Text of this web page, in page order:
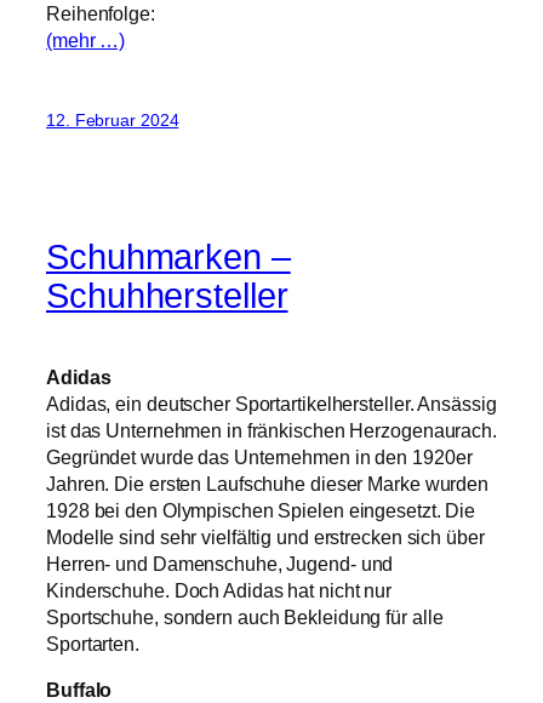
Reihenfolge:
(mehr …)
12. Februar 2024
Schuhmarken –
Schuhhersteller
Adidas
Adidas, ein deutscher Sportartikelhersteller. Ansässig
ist das Unternehmen in fränkischen Herzogenaurach.
Gegründet wurde das Unternehmen in den 1920er
Jahren. Die ersten Laufschuhe dieser Marke wurden
1928 bei den Olympischen Spielen eingesetzt. Die
Modelle sind sehr vielfältig und erstrecken sich über
Herren- und Damenschuhe, Jugend- und
Kinderschuhe. Doch Adidas hat nicht nur
Sportschuhe, sondern auch Bekleidung für alle
Sportarten.
Buffalo